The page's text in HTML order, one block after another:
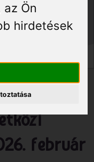
az Ön
hirdetések
február